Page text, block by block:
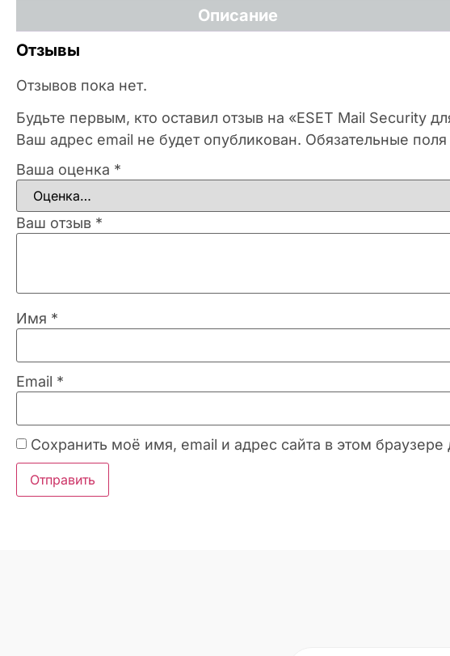
Описание
Отзывы
Отзывов пока нет.
Будьте первым, кто оставил отзыв на «ESET Mail Security
Ваш адрес email не будет опубликован. Обязательные
Ваша оценка *
Ваш отзыв *
Имя *
Email *
Сохранить моё имя, email и адрес сайта в этом